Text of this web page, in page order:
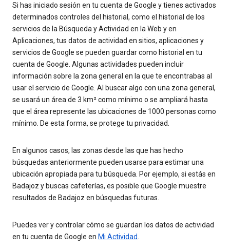
Si has iniciado sesión en tu cuenta de Google y tienes activados
determinados controles del historial, como el historial de los
servicios de la Búsqueda y Actividad en la Web y en
Aplicaciones, tus datos de actividad en sitios, aplicaciones y
servicios de Google se pueden guardar como historial en tu
cuenta de Google. Algunas actividades pueden incluir
información sobre la zona general en la que te encontrabas al
usar el servicio de Google. Al buscar algo con una zona general,
se usará un área de 3 km² como mínimo o se ampliará hasta
que el área represente las ubicaciones de 1000 personas como
mínimo. De esta forma, se protege tu privacidad.
En algunos casos, las zonas desde las que has hecho
búsquedas anteriormente pueden usarse para estimar una
ubicación apropiada para tu búsqueda. Por ejemplo, si estás en
Badajoz y buscas cafeterías, es posible que Google muestre
resultados de Badajoz en búsquedas futuras.
Puedes ver y controlar cómo se guardan los datos de actividad
en tu cuenta de Google en Mi Actividad